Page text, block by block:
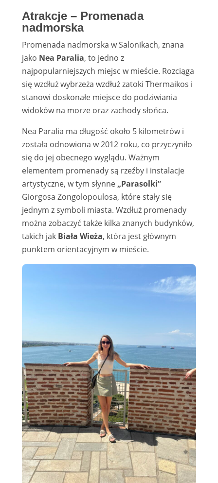
Atrakcje – Promenada
nadmorska
Promenada nadmorska w Salonikach, znana
jako Nea Paralia, to jedno z
najpopularniejszych miejsc w mieście. Rozciąga
się wzdłuż wybrzeża wzdłuż zatoki Thermaikos i
stanowi doskonałe miejsce do podziwiania
widoków na morze oraz zachody słońca.
Nea Paralia ma długość około 5 kilometrów i
została odnowiona w 2012 roku, co przyczyniło
się do jej obecnego wyglądu. Ważnym
elementem promenady są rzeźby i instalacje
artystyczne, w tym słynne„Parasolki”
Giorgosa Zongolopoulosa, które stały się
jednym z symboli miasta. Wzdłuż promenady
można zobaczyć także kilka znanych budynków,
takich jak Biała Wieża, która jest głównym
punktem orientacyjnym w mieście.